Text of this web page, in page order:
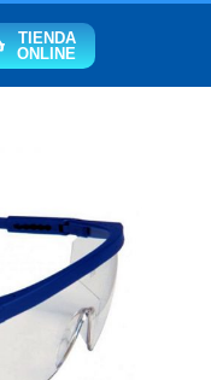
TIENDA
ONLINE